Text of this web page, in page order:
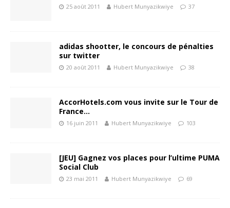
25 août 2011 Hubert Munyazikwiye 37
adidas shootter, le concours de pénalties
sur twitter
20 août 2011 Hubert Munyazikwiye 38
AccorHotels.com vous invite sur le Tour de
France…
16 juin 2011 Hubert Munyazikwiye 103
[JEU] Gagnez vos places pour l’ultime PUMA
Social Club
23 mai 2011 Hubert Munyazikwiye 69